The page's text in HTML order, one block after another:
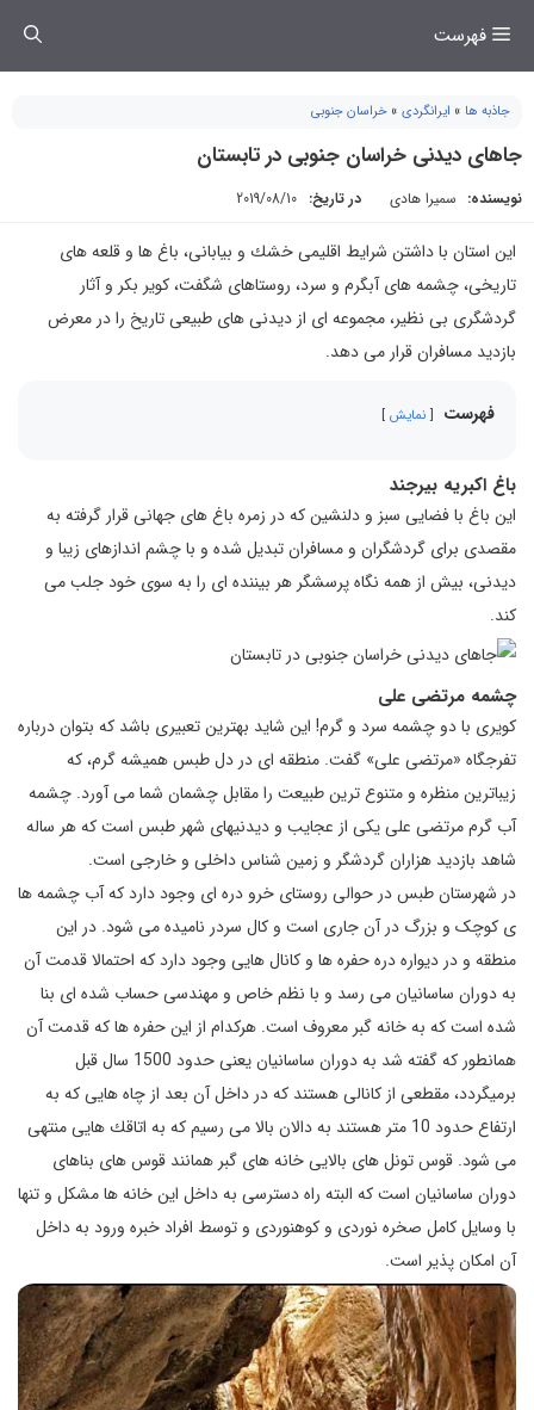
فهرست
جاذبه ها » ایرانگردی » خراسان جنوبی
جاهای دیدنی خراسان جنوبی در تابستان
نویسنده: سمیرا هادی در تاریخ: 2019/08/10
این استان با داشتن شرایط اقلیمی خشك و بیابانی، باغ ها و قلعه های
تاریخی، چشمه های آبگرم و سرد، روستاهای شگفت، كویر بكر و آثار
گردشگری بی نظیر، مجموعه ای از دیدنی های طبیعی تاریخ را در معرض
بازدید مسافران قرار می دهد.
فهرست نمایش
باغ اكبریه بیرجند
این باغ با فضایی سبز و دلنشین كه در زمره باغ های جهانی قرار گرفته به
مقصدی برای گردشگران و مسافران تبدیل شده و با چشم اندازهای زیبا و
دیدنی، بیش از همه نگاه پرسشگر هر بیننده ای را به سوی خود جلب می
كند‏.
چشمه مرتضی علی
کویری با دو چشمه سرد و گرم! این شاید بهترین تعبیری باشد که بتوان درباره
تفرجگاه «مرتضی علی» گفت. منطقه ای در دل طبس همیشه گرم، که
زیباترین منظره و متنوع ترین طبیعت را مقابل چشمان شما می آورد. چشمه
آب گرم مرتضی علی یکی از عجایب و دیدنیهای شهر طبس است که هر ساله
شاهد بازدید هزاران گردشگر و زمین شناس داخلی و خارجی است.
در شهرستان طبس در حوالی روستای خرو دره ای وجود دارد که آب چشمه ها
ی کوچک و بزرگ در آن جاری است و کال سردر نامیده می شود. در این
منطقه و در دیواره دره حفره ها و کانال هایی وجود دارد که احتمالا قدمت آن
به دوران ساسانیان می رسد و با نظم خاص و مهندسی حساب شده‌ ای بنا
شده‌ است كه به خانه گبر معروف است. هركدام از این حفره‌ ها كه قدمت آن
همانطور که گفته شد به دوران ساسانیان یعنی حدود 1500 سال قبل
برمیگردد، مقطعی از كانالی هستند كه در داخل آن بعد از چاه‌ هایی كه به
ارتفاع حدود 10 متر هستند به دالان بالا می‌ رسیم كه به اتاقك‌ هایی منتهی
می‌ شود. قوس تونل‌ های بالایی خانه‌ های گبر همانند قوس‌ های بناهای
دوران ساسانیان است كه البته راه دسترسی به داخل این خانه‌ ها مشكل و تنها
با وسایل كامل صخره‌ نوردی و كوهنوردی و توسط افراد خبره ورود به داخل
آن امكان‌ پذیر است.